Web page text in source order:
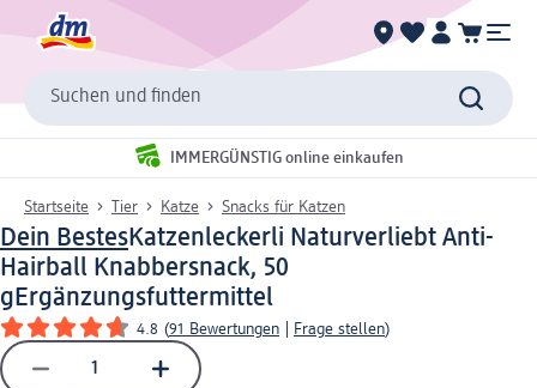
Suchen und finden
IMMERGÜNSTIG online einkaufen
Startseite Tier Katze Snacks für Katzen
Dein BestesKatzenleckerli Naturverliebt Anti-
Hairball Knabbersnack, 50
gErgänzungsfuttermittel
4.8 (91 Bewertungen Frage stellen)